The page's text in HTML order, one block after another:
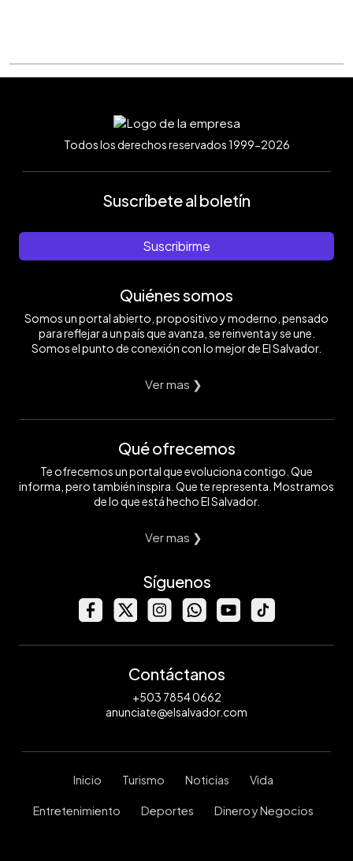
Todos los derechos reservados 1999-2026
Suscríbete al boletín
Suscribirme
Quiénes somos
Somos un portal abierto, propositivo y moderno, pensado
para reflejar a un país que avanza, se reinventa y se une.
Somos el punto de conexión con lo mejor de El Salvador.
Ver mas ❯
Qué ofrecemos
Te ofrecemos un portal que evoluciona contigo. Que
informa, pero también inspira. Que te representa. Mostramos
de lo que está hecho El Salvador.
Ver mas ❯
Síguenos
Contáctanos
+503 7854 0662
anunciate@elsalvador.com
Inicio Turismo Noticias Vida
Entretenimiento Deportes Dinero y Negocios